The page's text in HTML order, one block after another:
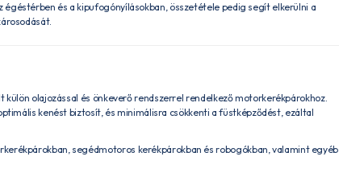
és a kipufogónyílásokban, összetétele pedig segít elkerülni a
olajozással és önkeverő rendszerrel rendelkező motorkerékpárokhoz.
kenést biztosít, és minimálisra csökkenti a füstképződést, ezáltal
segédmotoros kerékpárokban és robogókban, valamint egyéb